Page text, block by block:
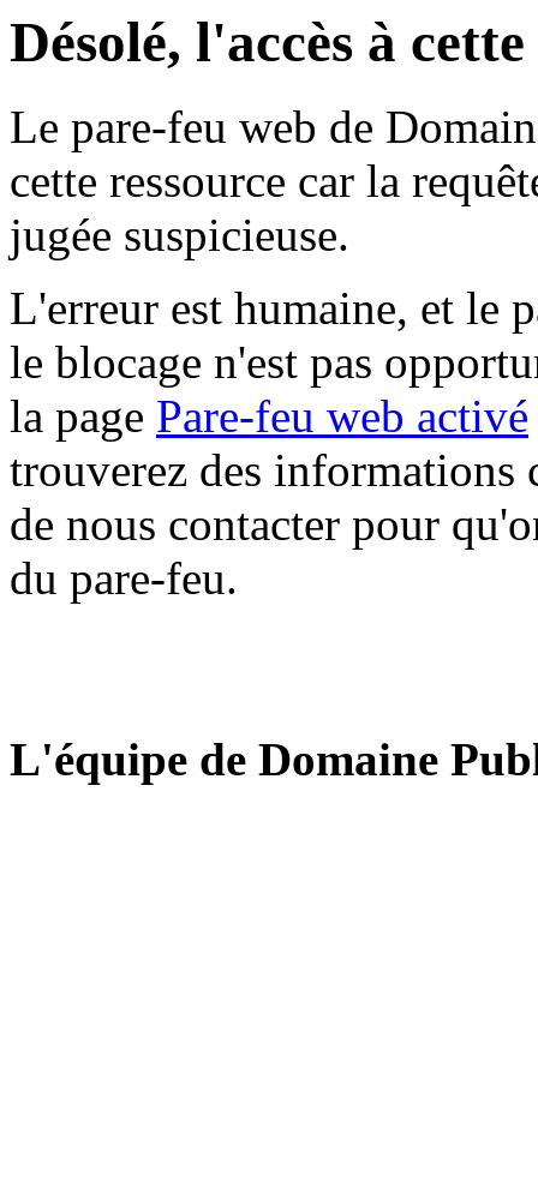
Désolé, l'accès à
Le pare-feu web de
cette ressource car la
jugée suspicieuse.
L'erreur est humaine, et le
le blocage n'est pas
la page Pare-feu web activé
trouverez des informations
de nous contacter pour
du pare-feu.
L'équipe de Domaine